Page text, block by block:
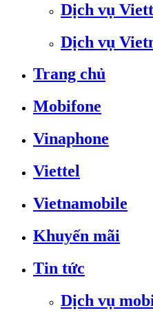
Dịch vụ
Dịch vụ
Trang chủ
Mobifone
Vinaphone
Viettel
Vietnamobile
Khuyến mãi
Tin tức
Dịch vụ